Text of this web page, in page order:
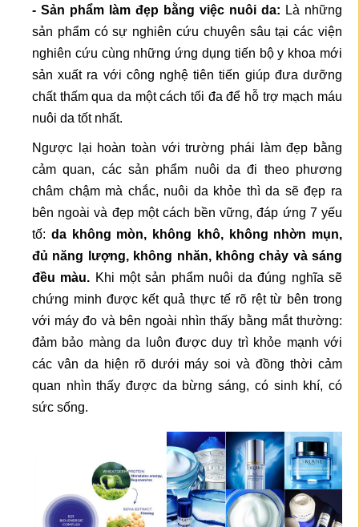
- Sản phẩm làm đẹp bằng việc nuôi da: Là những
sản phẩm có sự nghiên cứu chuyên sâu tại các viện
nghiên cứu cùng những ứng dụng tiến bộ y khoa mới
sản xuất ra với công nghệ tiên tiến giúp đưa dưỡng
chất thấm qua da một cách tối đa để hỗ trợ mạch máu
nuôi da tốt nhất.
Ngược lại hoàn toàn với trường phái làm đẹp bằng
cảm quan, các sản phẩm nuôi da đi theo phương
châm chậm mà chắc, nuôi da khỏe thì da sẽ đẹp ra
bên ngoài và đẹp một cách bền vững, đáp ứng 7 yếu
tố: da không mòn, không khô, không nhờn mụn,
đủ năng lượng, không nhăn, không chảy và sáng
đều màu. Khi một sản phẩm nuôi da đúng nghĩa sẽ
chứng minh được kết quả thực tế rõ rệt từ bên trong
với máy đo và bên ngoài nhìn thấy bằng mắt thường:
đảm bảo màng da luôn được duy trì khỏe mạnh với
các vân da hiện rõ dưới máy soi và đồng thời cảm
quan nhìn thấy được da bừng sáng, có sinh khí, có
sức sống.